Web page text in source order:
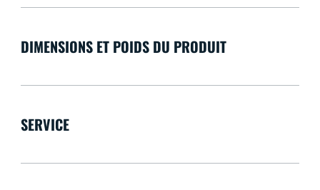
DIMENSIONS ET POIDS DU PRODUIT
SERVICE